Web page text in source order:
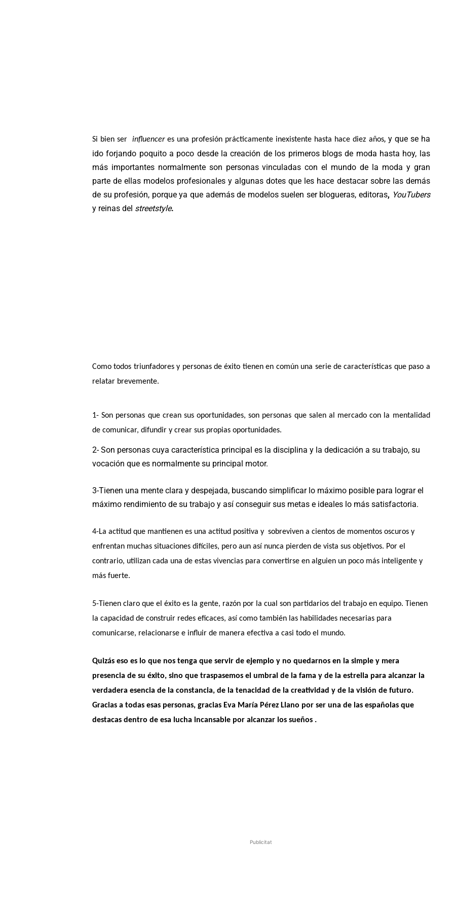
Si bien ser influencer es una profesión prácticamente inexistente hasta hace diez años, y que se ha
ido forjando poquito a poco desde la creación de los primeros blogs de moda hasta hoy, las
más importantes normalmente son personas vinculadas con el mundo de la moda y gran
parte de ellas modelos profesionales y algunas dotes que les hace destacar sobre las demás
de su profesión, porque ya que además de modelos suelen ser blogueras, editoras, YouTubers
y reinas del streetstyle.
Como todos triunfadores y personas de éxito tienen en común una serie de características que paso a
relatar brevemente.
1- Son personas que crean sus oportunidades, son personas que salen al mercado con la mentalidad
de comunicar, difundir y crear sus propias oportunidades.
2- Son personas cuya característica principal es la disciplina y la dedicación a su trabajo, su
vocación que es normalmente su principal motor.
3-Tienen una mente clara y despejada, buscando simplificar lo máximo posible para lograr el
máximo rendimiento de su trabajo y así conseguir sus metas e ideales lo más satisfactoria.
4-La actitud que mantienen es una actitud positiva y sobreviven a cientos de momentos oscuros y
enfrentan muchas situaciones difíciles, pero aun así nunca pierden de vista sus objetivos. Por el
contrario, utilizan cada una de estas vivencias para convertirse en alguien un poco más inteligente y
más fuerte.
5-Tienen claro que el éxito es la gente, razón por la cual son partidarios del trabajo en equipo. Tienen
la capacidad de construir redes eficaces, así como también las habilidades necesarias para
comunicarse, relacionarse e influir de manera efectiva a casi todo el mundo.
Quizás eso es lo que nos tenga que servir de ejemplo y no quedarnos en la simple y mera
presencia de su éxito, sino que traspasemos el umbral de la fama y de la estrella para alcanzar la
verdadera esencia de la constancia, de la tenacidad de la creatividad y de la visión de futuro.
Gracias a todas esas personas, gracias Eva María Pérez Llano por ser una de las españolas que
destacas dentro de esa lucha incansable por alcanzar los sueños .
Publicitat